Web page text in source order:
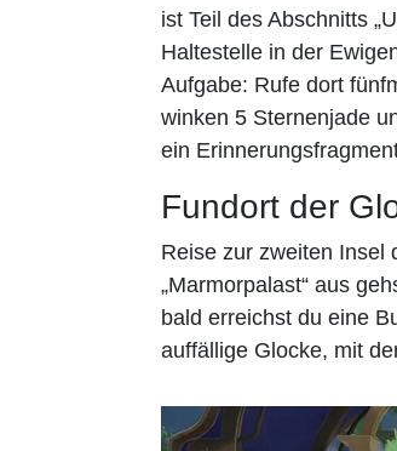
ist Teil des Abschnitts
Haltestelle in der
Aufgabe: Rufe dort
winken 5 Sternenjade
ein
Fundort der
Reise zur zweiten Insel
„Marmorpalast“ aus
bald erreichst du eine
auffällige Glocke, mit